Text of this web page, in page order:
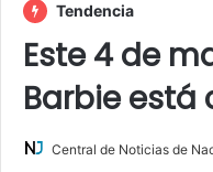
Tendencia
Este 4 de
Barbie está
Central de Noticias de